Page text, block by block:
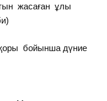
жасаған ұлы
бойынша дүние